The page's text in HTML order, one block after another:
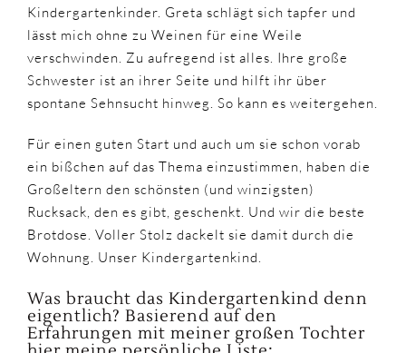
Kindergartenkinder. Greta schlägt sich tapfer und
lässt mich ohne zu Weinen für eine Weile
verschwinden. Zu aufregend ist alles. Ihre große
Schwester ist an ihrer Seite und hilft ihr über
spontane Sehnsucht hinweg. So kann es weitergehen.
Für einen guten Start und auch um sie schon vorab
ein bißchen auf das Thema einzustimmen, haben die
Großeltern den schönsten (und winzigsten)
Rucksack, den es gibt, geschenkt. Und wir die beste
Brotdose. Voller Stolz dackelt sie damit durch die
Wohnung. Unser Kindergartenkind.
Was braucht das Kindergartenkind denn
eigentlich? Basierend auf den
Erfahrungen mit meiner großen Tochter